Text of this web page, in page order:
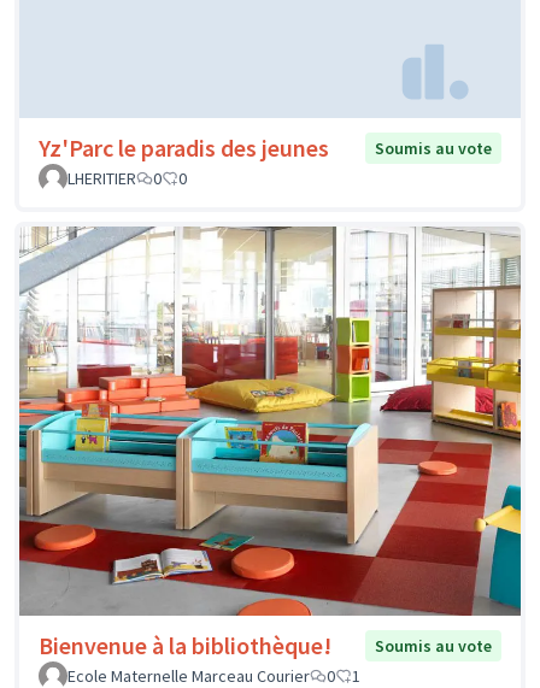
Yz'Parc le paradis des jeunes
Soumis au vote
LHERITIER
0 0
Bienvenue à la bibliothèque!
Soumis au vote
Ecole Maternelle Marceau Courier
0 1